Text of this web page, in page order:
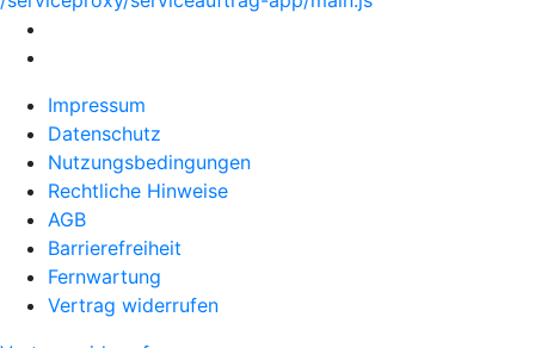
Impressum
Datenschutz
Nutzungsbedingungen
Rechtliche Hinweise
AGB
Barrierefreiheit
Fernwartung
Vertrag widerrufen